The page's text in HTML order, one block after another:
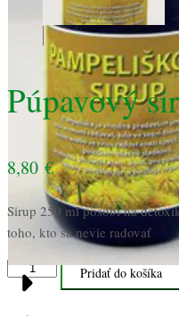
Púpavový
8,80€
Sirup 250 ml pôsobí na
toho, kto sa nevie radovať
množstvo
Púpavový
Pridať do košíka